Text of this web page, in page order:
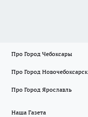
Про Город Чебоксары
Про Город Новочебоксарск
Про Город Ярославль
Наша Газета